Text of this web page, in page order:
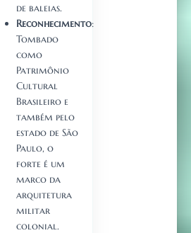
de baleias.
Reconhecimento:
Tombado
como
Patrimônio
Cultural
Brasileiro e
também pelo
estado de São
Paulo, o
forte é um
marco da
arquitetura
militar
colonial.